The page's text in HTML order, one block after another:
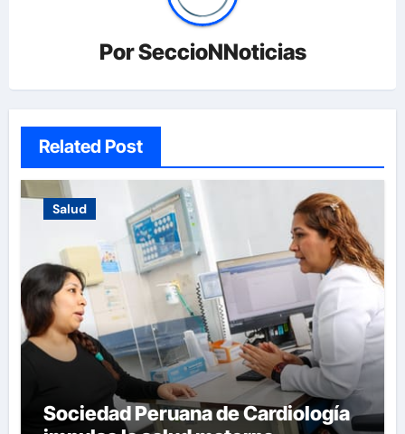
PorSeccioNNoticias
Related Post
Salud
Sociedad Peruana de Cardiología